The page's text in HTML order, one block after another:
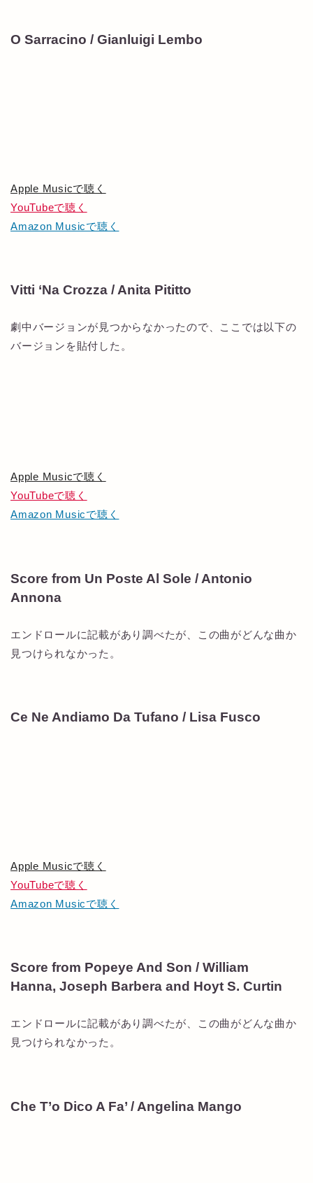
O Sarracino / Gianluigi Lembo
Apple Musicで聴く
YouTubeで聴く
Amazon Musicで聴く
Vitti ‘Na Crozza / Anita Pititto
劇中バージョンが見つからなかったので、ここでは以下の
バージョンを貼付した。
Apple Musicで聴く
YouTubeで聴く
Amazon Musicで聴く
Score from Un Poste Al Sole / Antonio
Annona
エンドロールに記載があり調べたが、この曲がどんな曲か
見つけられなかった。
Ce Ne Andiamo Da Tufano / Lisa Fusco
Apple Musicで聴く
YouTubeで聴く
Amazon Musicで聴く
Score from Popeye And Son / William
Hanna, Joseph Barbera and Hoyt S. Curtin
エンドロールに記載があり調べたが、この曲がどんな曲か
見つけられなかった。
Che T’o Dico A Fa’ / Angelina Mango